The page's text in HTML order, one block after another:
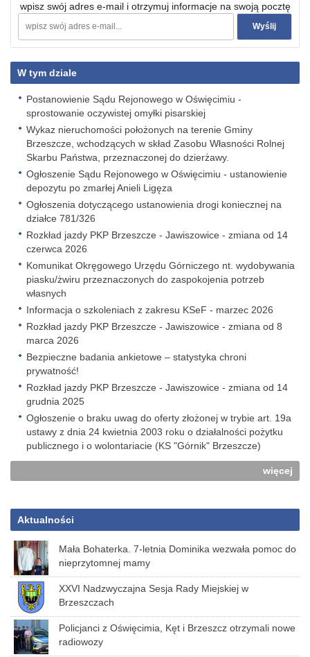
wpisz swój adres e-mail i otrzymuj informacje na swoją pocztę
W tym dziale
Postanowienie Sądu Rejonowego w Oświęcimiu -
sprostowanie oczywistej omyłki pisarskiej
Wykaz nieruchomości położonych na terenie Gminy
Brzeszcze, wchodzących w skład Zasobu Własności Rolnej
Skarbu Państwa, przeznaczonej do dzierżawy.
Ogłoszenie Sądu Rejonowego w Oświęcimiu - ustanowienie
depozytu po zmarłej Anieli Ligęza
Ogłoszenia dotyczącego ustanowienia drogi koniecznej na
działce 781/326
Rozkład jazdy PKP Brzeszcze - Jawiszowice - zmiana od 14
czerwca 2026
Komunikat Okręgowego Urzędu Górniczego nt. wydobywania
piasku/żwiru przeznaczonych do zaspokojenia potrzeb
własnych
Informacja o szkoleniach z zakresu KSeF - marzec 2026
Rozkład jazdy PKP Brzeszcze - Jawiszowice - zmiana od 8
marca 2026
Bezpieczne badania ankietowe – statystyka chroni
prywatność!
Rozkład jazdy PKP Brzeszcze - Jawiszowice - zmiana od 14
grudnia 2025
Ogłoszenie o braku uwag do oferty złożonej w trybie art. 19a
ustawy z dnia 24 kwietnia 2003 roku o działalności pożytku
publicznego i o wolontariacie (KS "Górnik" Brzeszcze)
więcej
Aktualności
Mała Bohaterka. 7-letnia Dominika wezwała pomoc do
nieprzytomnej mamy
XXVI Nadzwyczajna Sesja Rady Miejskiej w
Brzeszczach
Policjanci z Oświęcimia, Kęt i Brzeszcz otrzymali nowe
radiowozy